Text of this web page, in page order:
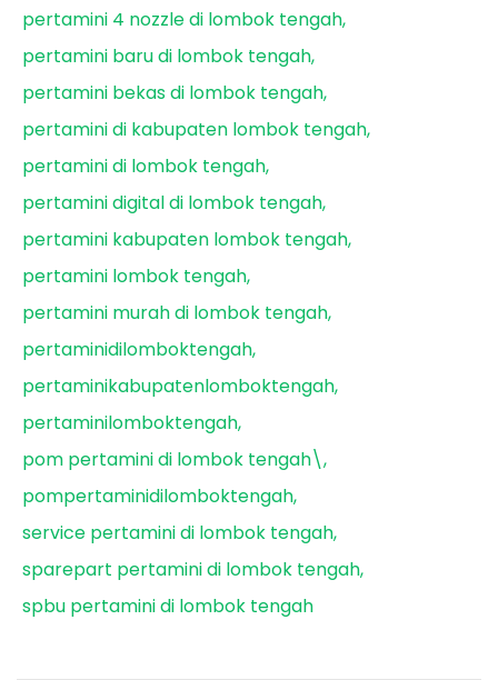
pertamini 4 nozzle di lombok tengah
pertamini baru di lombok tengah
pertamini bekas di lombok tengah
pertamini di kabupaten lombok tengah
pertamini di lombok tengah
pertamini digital di lombok tengah
pertamini kabupaten lombok tengah
pertamini lombok tengah
pertamini murah di lombok tengah
pertaminidilomboktengah
pertaminikabupatenlomboktengah
pertaminilomboktengah
pom pertamini di lombok tengah\
pompertaminidilomboktengah
service pertamini di lombok tengah
sparepart pertamini di lombok tengah
spbu pertamini di lombok tengah